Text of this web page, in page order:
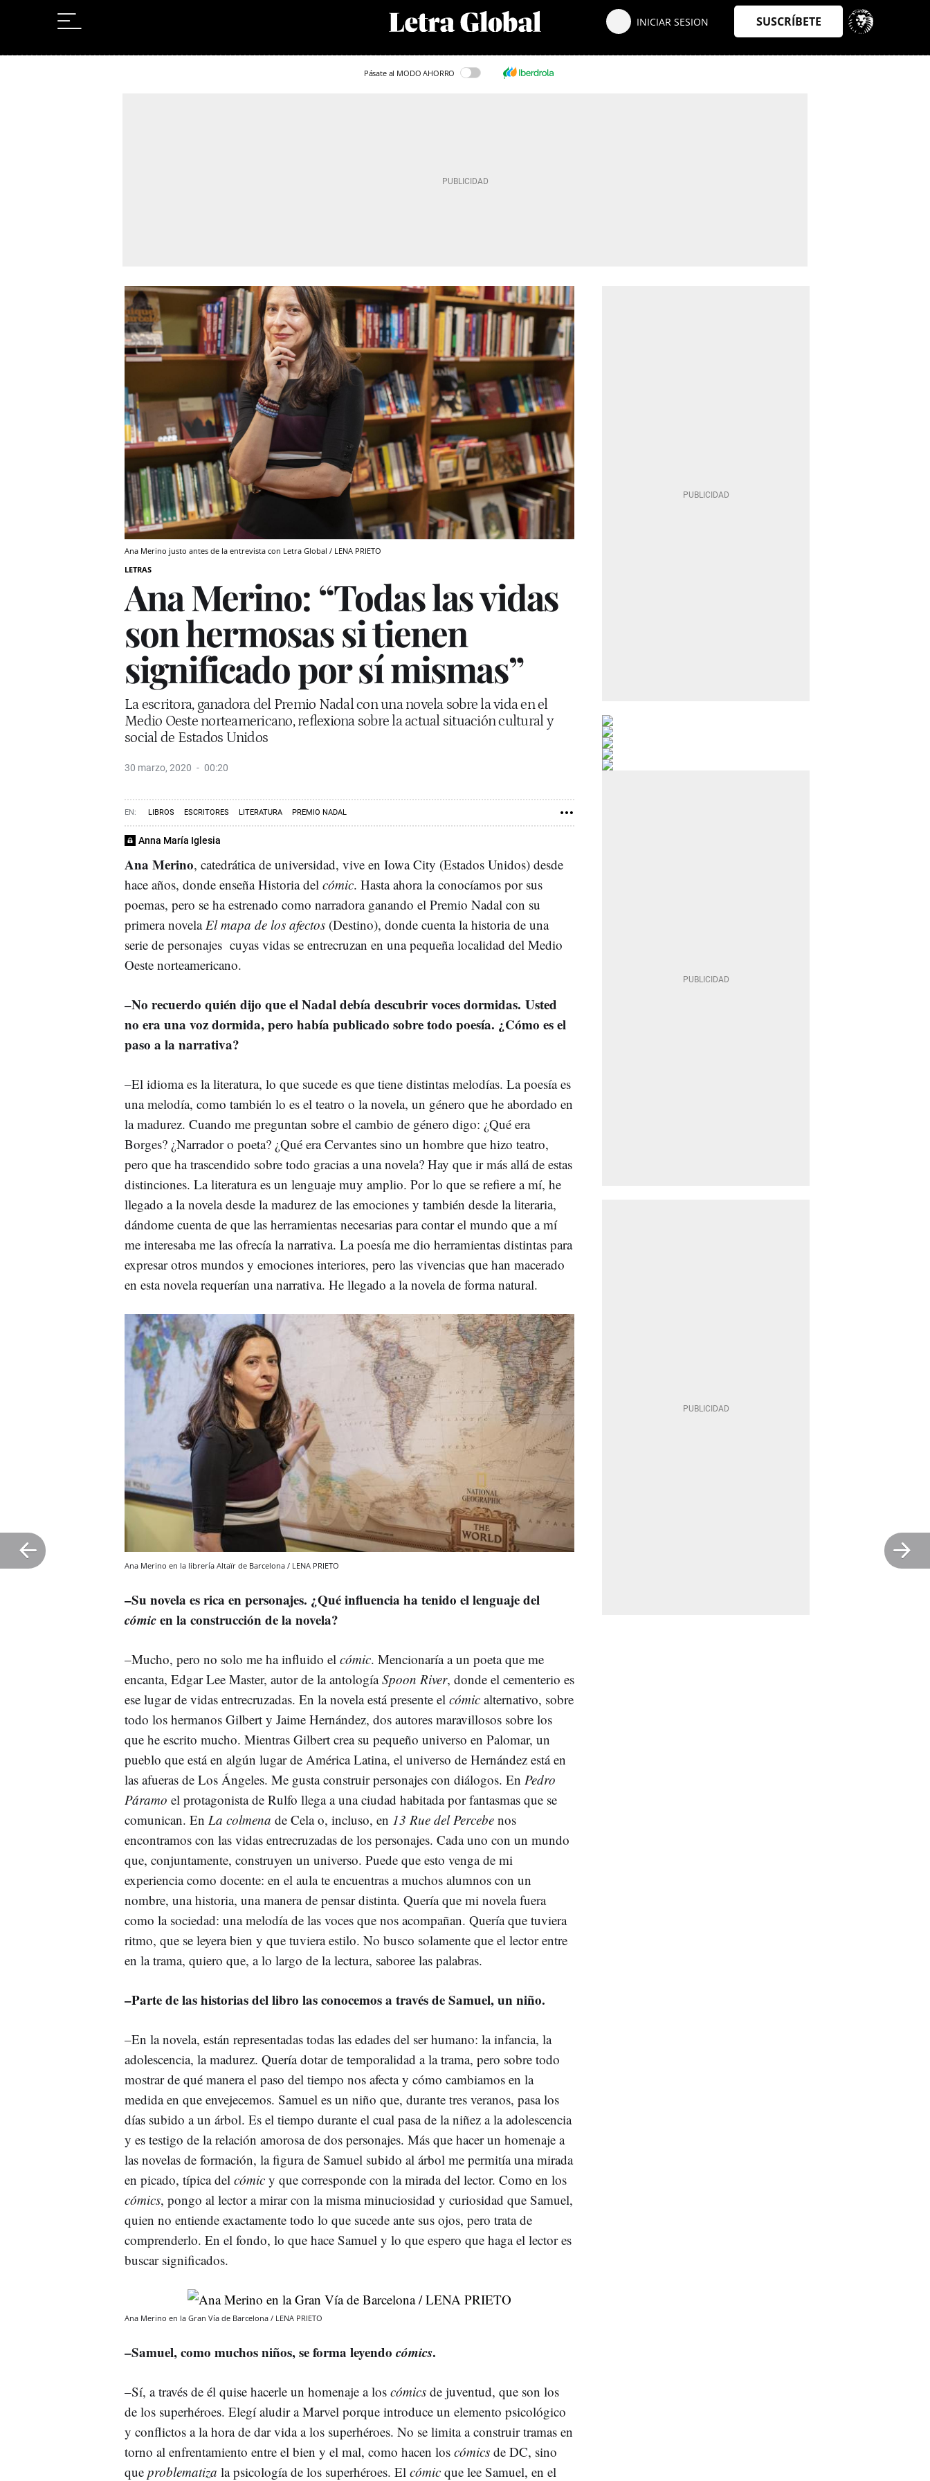
Pásate al MODO AHORRO
Ana Merino justo antes de la entrevista con Letra Global / LENA PRIETO
LETRAS
Ana Merino: “Todas las vidas
son hermosas si tienen
significado por sí mismas”
La escritora, ganadora del Premio Nadal con una novela sobre la vida en el
Medio Oeste norteamericano, reflexiona sobre la actual situación cultural y
social de Estados Unidos
30 marzo, 2020 00:20
LIBROS ESCRITORES LITERATURA PREMIO NADAL
Anna María Iglesia
Ana Merino, catedrática de universidad, vive en Iowa City (Estados Unidos) desde
hace años, donde enseña Historia del cómic. Hasta ahora la conocíamos por sus
poemas, pero se ha estrenado como narradora ganando el Premio Nadal con su
primera novela El mapa de los afectos (Destino), donde cuenta la historia de una
serie de personajes cuyas vidas se entrecruzan en una pequeña localidad del Medio
Oeste norteamericano.
–No recuerdo quién dijo que el Nadal debía descubrir voces dormidas. Usted
no era una voz dormida, pero había publicado sobre todo poesía. ¿Cómo es el
paso a la narrativa?
–El idioma es la literatura, lo que sucede es que tiene distintas melodías. La poesía es
una melodía, como también lo es el teatro o la novela, un género que he abordado en
la madurez. Cuando me preguntan sobre el cambio de género digo: ¿Qué era
Borges? ¿Narrador o poeta? ¿Qué era Cervantes sino un hombre que hizo teatro,
pero que ha trascendido sobre todo gracias a una novela? Hay que ir más allá de estas
distinciones. La literatura es un lenguaje muy amplio. Por lo que se refiere a mí, he
llegado a la novela desde la madurez de las emociones y también desde la literaria,
dándome cuenta de que las herramientas necesarias para contar el mundo que a mí
me interesaba me las ofrecía la narrativa. La poesía me dio herramientas distintas para
expresar otros mundos y emociones interiores, pero las vivencias que han macerado
en esta novela requerían una narrativa. He llegado a la novela de forma natural.
Ana Merino en la librería Altaïr de Barcelona / LENA PRIETO
–Su novela es rica en personajes. ¿Qué influencia ha tenido el lenguaje del
cómicen la construcción de la novela?
–Mucho, pero no solo me ha influido el cómic. Mencionaría a un poeta que me
encanta, Edgar Lee Master, autor de la antologíaSpoon River, donde el cementerio es
ese lugar de vidas entrecruzadas. En la novela está presente el cómic alternativo, sobre
todo los hermanos Gilbert y Jaime Hernández, dos autores maravillosos sobre los
que he escrito mucho. Mientras Gilbert crea su pequeño universo en Palomar, un
pueblo que está en algún lugar de América Latina, el universo de Hernández está en
las afueras de Los Ángeles. Me gusta construir personajes con diálogos. En Pedro
Páramo el protagonista de Rulfo llega a una ciudad habitada por fantasmas que se
comunican. En La colmena de Cela o, incluso, en 13 Rue del Percebe nos
encontramos con las vidas entrecruzadas de los personajes. Cada uno con un mundo
que, conjuntamente, construyen un universo. Puede que esto venga de mi
experiencia como docente: en el aula te encuentras a muchos alumnos con un
nombre, una historia, una manera de pensar distinta. Quería que mi novela fuera
como la sociedad: una melodía de las voces que nos acompañan. Quería que tuviera
ritmo, que se leyera bien y que tuviera estilo. No busco solamente que el lector entre
en la trama, quiero que, a lo largo de la lectura, saboree las palabras.
–Parte de las historias del libro las conocemos a través de Samuel, un niño.
–En la novela, están representadas todas las edades del ser humano: la infancia, la
adolescencia, la madurez. Quería dotar de temporalidad a la trama, pero sobre todo
mostrar de qué manera el paso del tiempo nos afecta y cómo cambiamos en la
medida en que envejecemos. Samuel es un niño que, durante tres veranos, pasa los
días subido a un árbol. Es el tiempo durante el cual pasa de la niñez a la adolescencia
y es testigo de la relación amorosa de dos personajes. Más que hacer un homenaje a
las novelas de formación, la figura de Samuel subido al árbol me permitía una mirada
en picado, típica del cómic y que corresponde con la mirada del lector. Como en los
cómics, pongo al lector a mirar con la misma minuciosidad y curiosidad que Samuel,
quien no entiende exactamente todo lo que sucede ante sus ojos, pero trata de
comprenderlo. En el fondo, lo que hace Samuel y lo que espero que haga el lector es
buscar significados.
Ana Merino en la Gran Vía de Barcelona / LENA PRIETO
–Samuel, como muchos niños, se forma leyendo cómics.
–Sí, a través de él quise hacerle un homenaje a los cómics de juventud, que son los
de los superhéroes. Elegí aludir a Marvel porque introduce un elemento psicológico
y conflictos a la hora de dar vida a los superhéroes. No se limita a construir tramas en
torno al enfrentamiento entre el bien y el mal, como hacen los cómics de DC, sino
que problematiza la psicología de los superhéroes. El cómic que lee Samuel, en el